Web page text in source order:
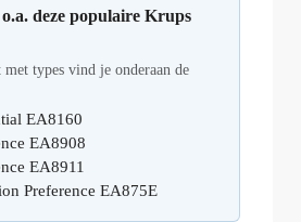
deze populaire Krups
types vind je onderaan de
EA8160
EA8908
EA8911
Preference EA875E